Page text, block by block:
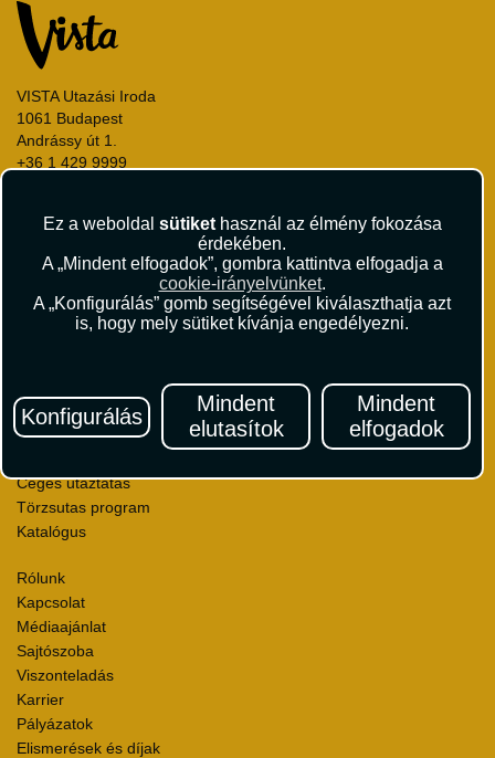
Ez a weboldal sütikethasznál az élmény fokozása
érdekében.
A „Mindent elfogadok”, gombra kattintva elfogadja a
cookie-irányelvünket.
A „Konfigurálás” gomb segítségével kiválaszthatja azt
is, hogy mely sütiket kívánja engedélyezni.
Konfigurálás
Mindent
elutasítok
Mindent
elfogadok
VISTA Utazási Iroda
1061 Budapest
Andrássy út 1.
+36 1 429 9999
Repülőjegy foglalás
Utasbiztosítás
Utazási utalványok
Szállásértékelések
Céges utaztatás
Törzsutas program
Katalógus
Rólunk
Kapcsolat
Médiaajánlat
Sajtószoba
Viszonteladás
Karrier
Pályázatok
Elismerések és díjak